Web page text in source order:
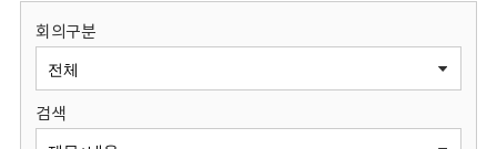
원
회의구분
검색